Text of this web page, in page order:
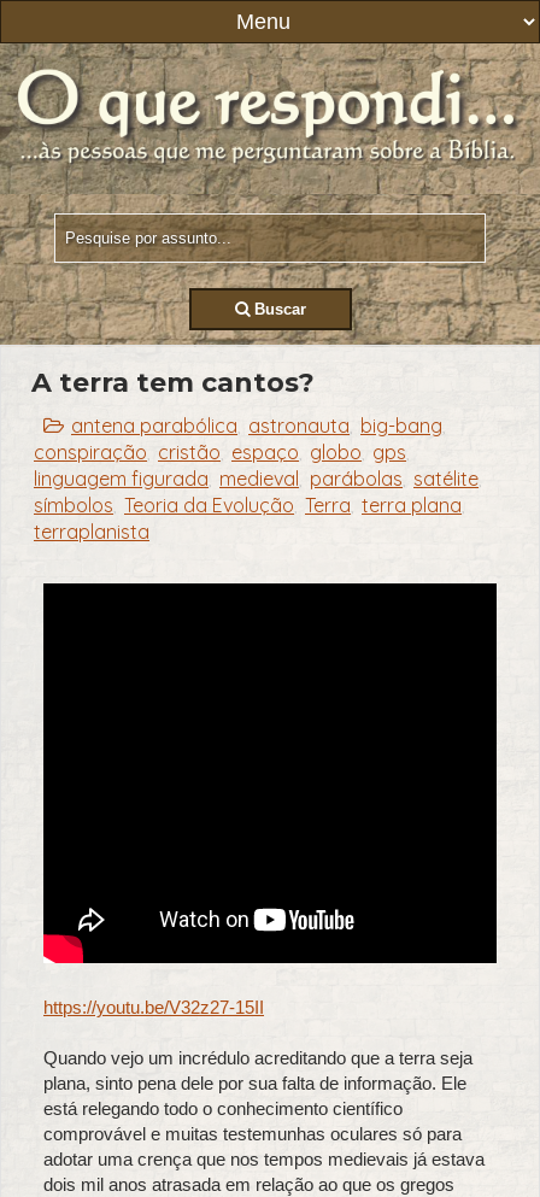
Buscar
A terra tem cantos?
antena parabólica, astronauta, big-bang,
conspiração, cristão, espaço, globo, gps,
linguagem figurada, medieval, parábolas, satélite,
símbolos, Teoria da Evolução, Terra, terra plana,
terraplanista
https://youtu.be/V32z27-15II
Quando vejo um incrédulo acreditando que a terra seja
plana, sinto pena dele por sua falta de informação. Ele
está relegando todo o conhecimento científico
comprovável e muitas testemunhas oculares só para
adotar uma crença que nos tempos medievais já estava
dois mil anos atrasada em relação ao que os gregos